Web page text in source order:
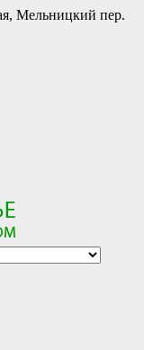
Мельницкий пер.
и по всей России
цены